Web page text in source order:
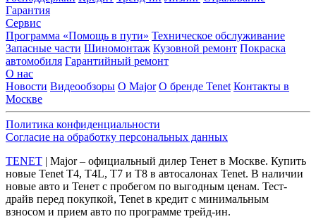
Гарантия
Сервис
Программа «Помощь в пути» Техническое обслуживание
Запасные части Шиномонтаж Кузовной ремонт Покраска
автомобиля Гарантийный ремонт
О нас
Новости Видеообзоры О Major О бренде Tenet Контакты в
Москве
Политика конфиденциальности
Согласие на обработку персональных данных
TENET | Major – официальный дилер Тенет в Москве. Купить
новые Tenet Т4, T4L, Т7 и Т8 в автосалонах Tenet. В наличии
новые авто и Тенет с пробегом по выгодным ценам. Тест-
драйв перед покупкой, Tenet в кредит с минимальным
взносом и прием авто по программе трейд-ин.